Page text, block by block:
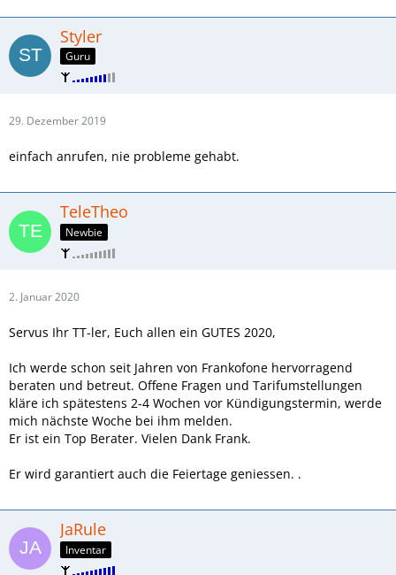
Styler
Guru
29. Dezember 2019
einfach anrufen, nie probleme gehabt.
TeleTheo
Newbie
2. Januar 2020
Servus Ihr TT-ler, Euch allen ein GUTES 2020,
Ich werde schon seit Jahren von Frankofone hervorragend
beraten und betreut. Offene Fragen und Tarifumstellungen
kläre ich spätestens 2-4 Wochen vor Kündigungstermin, werde
mich nächste Woche bei ihm melden.
Er ist ein Top Berater. Vielen Dank Frank.
Er wird garantiert auch die Feiertage geniessen. .
JaRule
Inventar